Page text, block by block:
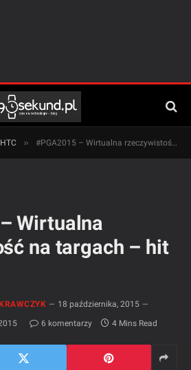
HTC » #PGA2015 – Wirtualna rzeczywistość na targach – hit czy shit?
Wirtualna
na targach – hit
18 października, 2015
6 komentarzy 4 Mins Read